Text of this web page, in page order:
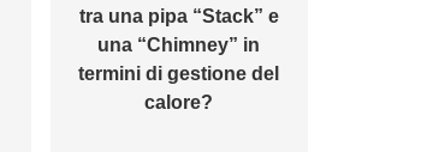
tra una pipa “Stack” e
una “Chimney” in
termini di gestione del
calore?